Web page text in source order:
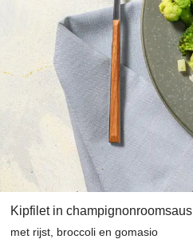
Kipfilet in champignonroomsaus
met rijst, broccoli en gomasio